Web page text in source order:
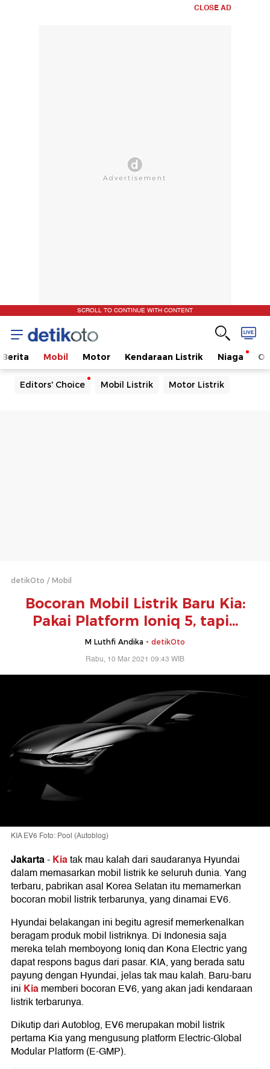
CLOSE AD
SCROLL TO CONTINUE WITH CONTENT
Berita Mobil Motor Kendaraan Listrik Niaga
Editors' Choice Mobil Listrik Motor Listrik
detikOto Mobil
Bocoran Mobil Listrik Baru Kia:
Pakai Platform Ioniq 5, tapi...
M Luthfi Andika - detikOto
Rabu, 10 Mar 2021 09:43 WIB
KIA EV6 Foto: Pool (Autoblog)
Jakarta-Kiatak mau kalah dari saudaranya Hyundai
dalam memasarkan mobil listrik ke seluruh dunia. Yang
terbaru, pabrikan asal Korea Selatan itu memamerkan
bocoran mobil listrik terbarunya, yang dinamai EV6.
Hyundai belakangan ini begitu agresif memerkenalkan
beragam produk mobil listriknya. Di Indonesia saja
mereka telah memboyong Ioniq dan Kona Electric yang
dapat respons bagus dari pasar. KIA, yang berada satu
payung dengan Hyundai, jelas tak mau kalah. Baru-baru
ini Kiamemberi bocoran EV6, yang akan jadi kendaraan
listrik terbarunya.
Dikutip dari Autoblog, EV6 merupakan mobil listrik
pertama Kia yang mengusung platform Electric-Global
Modular Platform (E-GMP).